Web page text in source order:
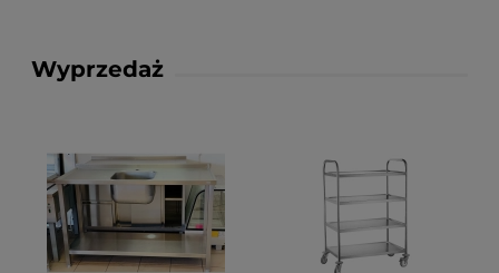
Wyprzedaż